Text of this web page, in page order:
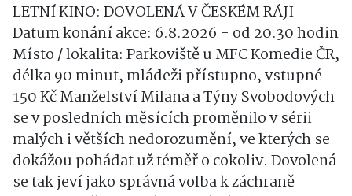
LETNÍ KINO: DOVOLENÁ V ČESKÉM RÁJI
Datum konání akce: 6.8.2026 - od 20.30 hodin
Místo / lokalita: Parkoviště u MFC Komedie ČR,
délka 90 minut, mládeži přístupno, vstupné
150 Kč Manželství Milana a Týny Svobodových
se v posledních měsících proměnilo v sérii
malých i větších nedorozumění, ve kterých se
dokážou pohádat už téměř o cokoliv. Dovolená
se tak jeví jako správná volba k záchraně